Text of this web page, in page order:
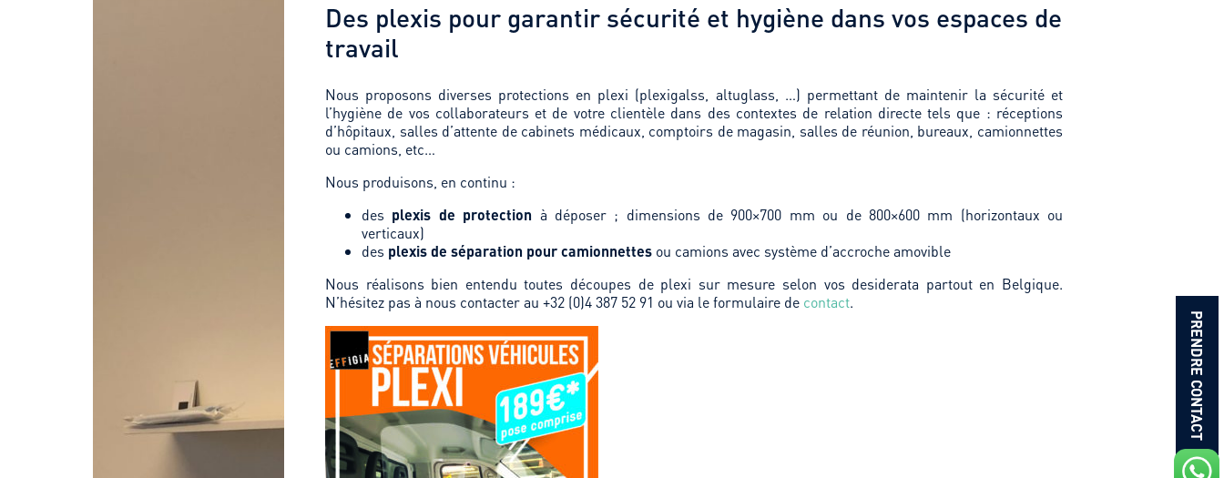
Des plexis pour garantir sécurité et hygiène dans vos espaces de
travail
Nous proposons diverses protections en plexi (plexigalss, altuglass, …) permettant de maintenir la sécurité et
l’hygiène de vos collaborateurs et de votre clientèle dans des contextes de relation directe tels que : réceptions
d’hôpitaux, salles d’attente de cabinets médicaux, comptoirs de magasin, salles de réunion, bureaux, camionnettes
ou camions, etc…
Nous produisons, en continu :
des plexis de protection à déposer ; dimensions de 900×700 mm ou de 800×600 mm (horizontaux ou
verticaux)
des plexis de séparation pour camionnettes ou camions avec système d’accroche amovible
Nous réalisons bien entendu toutes découpes de plexi sur mesure selon vos desiderata partout en Belgique.
N’hésitez pas à nous contacter au +32 (0)4 387 52 91 ou via le formulaire de contact.
PRENDRE CONTACT